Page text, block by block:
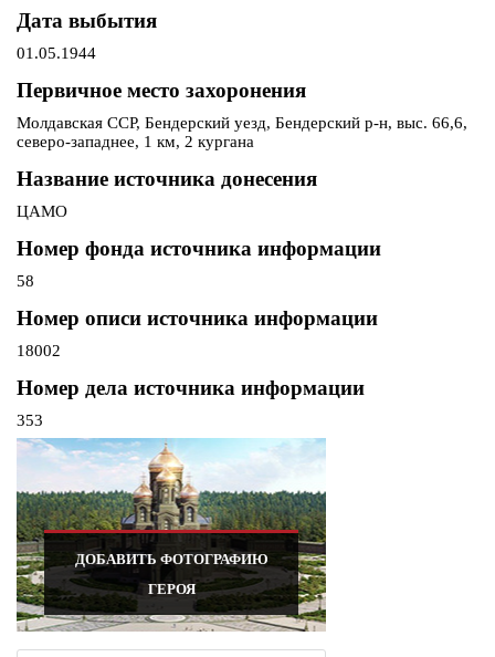
Дата выбытия
01.05.1944
Первичное место захоронения
Молдавская ССР, Бендерский уезд, Бендерский р-н, выс. 66,6,
северо-западнее, 1 км, 2 кургана
Название источника донесения
ЦАМО
Номер фонда источника информации
58
Номер описи источника информации
18002
Номер дела источника информации
353
ДОБАВИТЬ ФОТОГРАФИЮ
ГЕРОЯ